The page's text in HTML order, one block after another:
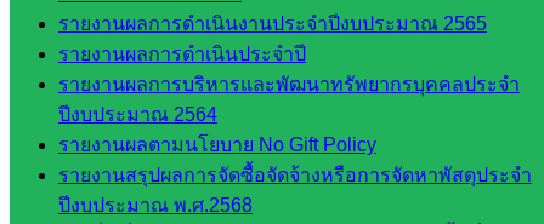
รายงานผลการดำเนินงานประจำปีงบประมาณ 2565
รายงานผลการดำเนินประจำปี
รายงานผลการบริหารและพัฒนาทรัพยากรบุคคลประจำ
ปีงบประมาณ 2564
รายงานผลตามนโยบาย No Gift Policy
รายงานสรุปผลการจัดซื้อจัดจ้างหรือการจัดหาพัสดุประจำ
ปีงบประมาณ พ.ศ.2568
ดาวน์โหลด
เอกสาร
มอำนวย